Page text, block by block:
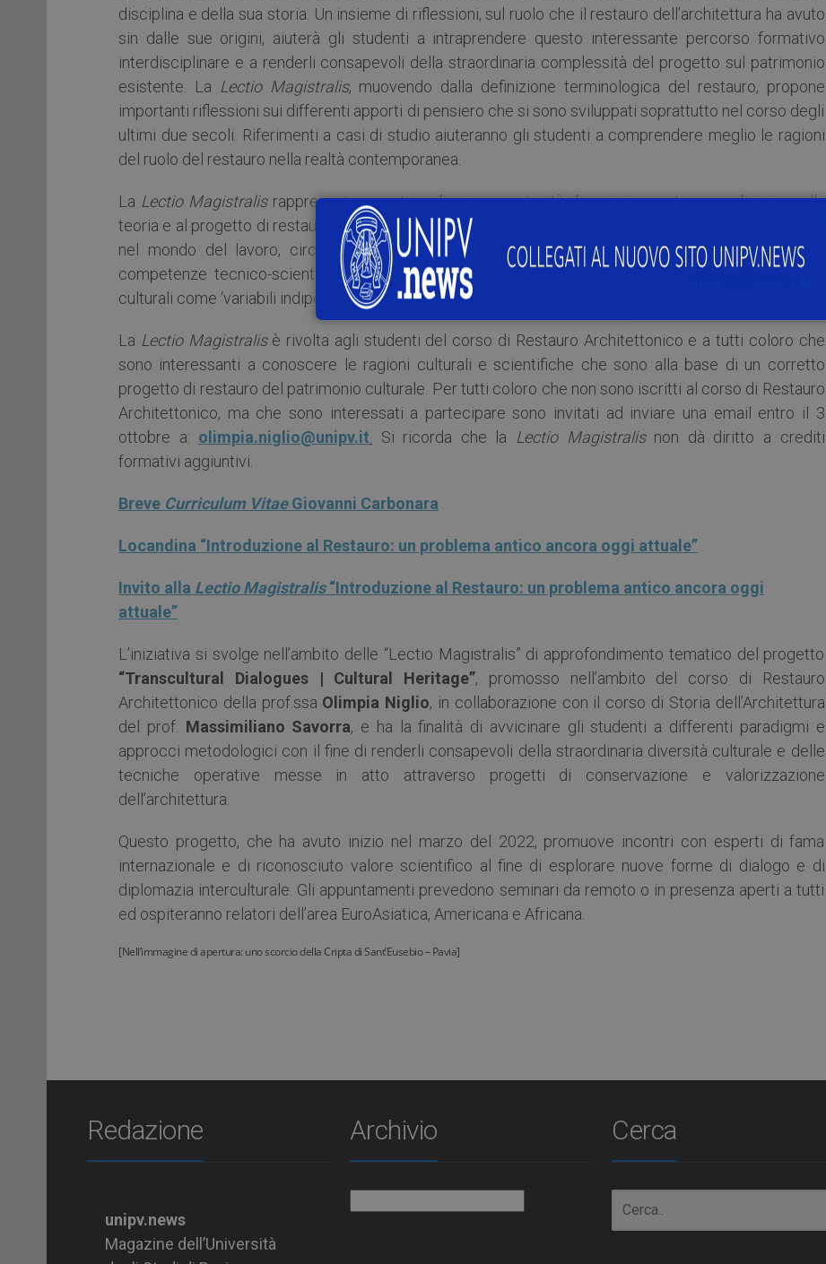
disciplina e della sua storia. Un insieme di riflessioni, sul ruolo che il restauro dell’architettura ha avuto
sin dalle sue origini, aiuterà gli studenti a intraprendere questo interessante percorso formativo
interdisciplinare e a renderli consapevoli della straordinaria complessità del progetto sul patrimonio
esistente. La Lectio Magistralis, muovendo dalla definizione terminologica del restauro, propone
importanti riflessioni sui differenti apporti di pensiero che si sono sviluppati soprattutto nel corso degli
ultimi due secoli. Riferimenti a casi di studio aiuteranno gli studenti a comprendere meglio le ragioni
del ruolo del restauro nella realtà contemporanea.
La Lectio Magistralisrappresenta una straordinaria opportunità di avvicinamento e condivisione alla
teoria e al progetto di restauro, rendendo così consapevoli tanti giovani ingegneri, prossimi ad entrare
nel mondo del lavoro, circa il dialogo tra restauro e scienza in quanto “conoscenza storica e
competenze tecnico-scientifiche non devono essere considerate nel campo della tutela dei beni
culturali come ‘variabili indipendenti’”.
La Lectio Magistralisè rivolta agli studenti del corso di Restauro Architettonico e a tutti coloro che
sono interessanti a conoscere le ragioni culturali e scientifiche che sono alla base di un corretto
progetto di restauro del patrimonio culturale. Per tutti coloro che non sono iscritti al corso di Restauro
Architettonico, ma che sono interessati a partecipare sono invitati ad inviare una email entro il 3
ottobre a: olimpia.niglio@unipv.it Si ricorda che la Lectio Magistralisnon dà diritto a crediti
formativi aggiuntivi.
Breve Curriculum VitaeGiovanni Carbonara
Locandina “Introduzione al Restauro: un problema antico ancora oggi attuale”
Invito alla Lectio Magistralis“Introduzione al Restauro: un problema antico ancora oggi
attuale”
L’iniziativa si svolge nell’ambito delle “Lectio Magistralis” di approfondimento tematico del progetto
“Transcultural Dialogues | Cultural Heritage”, promosso nell’ambito del corso di Restauro
Architettonico della prof.ssa Olimpia Niglio, in collaborazione con il corso di Storia dell’Architettura
del prof. Massimiliano Savorra, e ha la finalità di avvicinare gli studenti a differenti paradigmi e
approcci metodologici con il fine di renderli consapevoli della straordinaria diversità culturale e delle
tecniche operative messe in atto attraverso progetti di conservazione e valorizzazione
dell’architettura.
Questo progetto, che ha avuto inizio nel marzo del 2022, promuove incontri con esperti di fama
internazionale e di riconosciuto valore scientifico al fine di esplorare nuove forme di dialogo e di
diplomazia interculturale. Gli appuntamenti prevedono seminari da remoto o in presenza aperti a tutti
ed ospiteranno relatori dell’area EuroAsiatica, Americana e Africana.
[Nell’immagine di apertura: uno scorcio della Cripta di Sant’Eusebio – Pavia]
Redazione
unipv.news
Magazine dell’Università
Archivio Cerca